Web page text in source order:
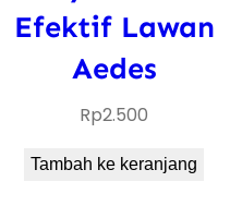
Efektif Lawan
Aedes
Rp2.500
Tambah ke keranjang